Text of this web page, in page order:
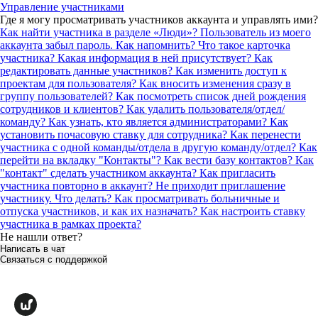
Управление участниками
Где я могу просматривать участников аккаунта и управлять ими?
Как найти участника в разделе «Люди»? Пользователь из моего
аккаунта забыл пароль. Как напомнить? Что такое карточка
участника? Какая информация в ней присутствует? Как
редактировать данные участников? Как изменить доступ к
проектам для пользователя? Как вносить изменения сразу в
группу пользователей? Как посмотреть список дней рождения
сотрудников и клиентов? Как удалить пользователя/отдел/
команду? Как узнать, кто является администраторами? Как
установить почасовую ставку для сотрудника? Как перенести
участника с одной команды/отдела в другую команду/отдел? Как
перейти на вкладку "Контакты"? Как вести базу контактов? Как
"контакт" сделать участником аккаунта? Как пригласить
участника повторно в аккаунт? Не приходит приглашение
участнику. Что делать? Как просматривать больничные и
отпуска участников, и как их назначать? Как настроить ставку
участника в рамках проекта?
Не нашли ответ?
Написать в чат
Связаться с поддержкой